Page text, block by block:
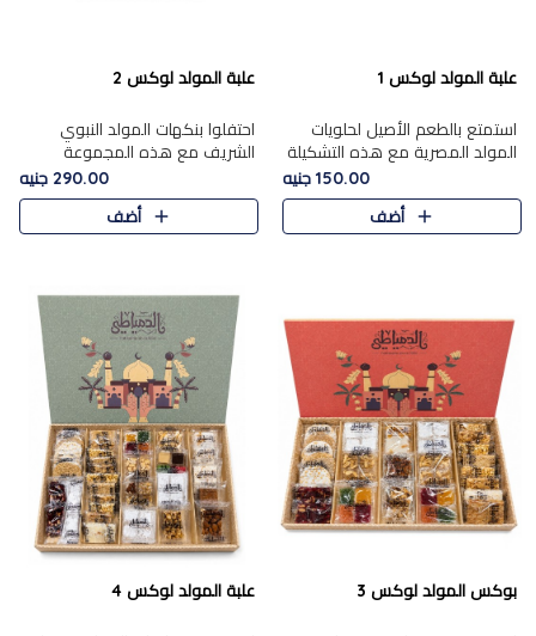
علبة المولد لوكس 1
استمتع بالطعم الأصيل لحلويات
المولد المصرية مع هذه التشكيلة
المختارة بعناية من 9 قطع. تتضمن
التشكيلة جوزرية مع فول،ملبان
150.00 جنيه
أضف
علبة المولد لوكس 2
احتفلوا بنكهات المولد النبوي
الشريف مع هذه المجموعة
الفاخرة المكونة من 19 قطعة،
والتي تم اختيارها بعناية فائقة لتُبرز
تشكيلة واسعة من الحلويات
290.00 جنيه
أضف
بوكس المولد لوكس 3 علبة المولد لوكس 4